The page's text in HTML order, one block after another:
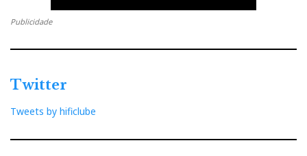
Publicidade
Twitter
Tweets by hificlube